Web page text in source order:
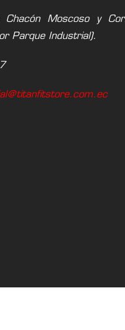
Chacón Moscoso y
Parque Industrial).